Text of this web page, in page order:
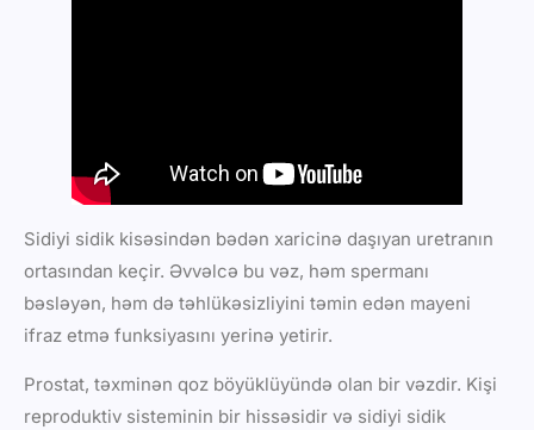
Sidiyi sidik kisəsindən bədən xaricinə daşıyan uretranın
ortasından keçir. Əvvəlcə bu vəz, həm spermanı
bəsləyən, həm də təhlükəsizliyini təmin edən mayeni
ifraz etmə funksiyasını yerinə yetirir.
Prostat, təxminən qoz böyüklüyündə olan bir vəzdir. Kişi
reproduktiv sisteminin bir hissəsidir və sidiyi sidik